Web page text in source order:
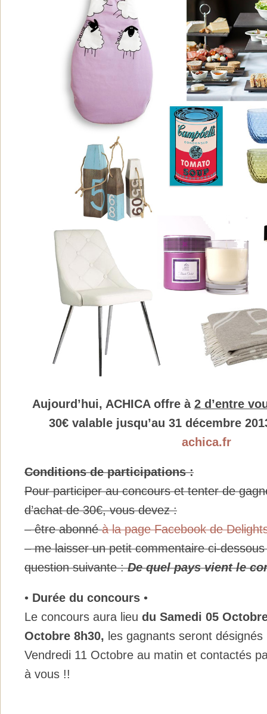
Aujourd’hui, ACHICA offre à 2 d’entre
30€ valable jusqu’au 31 décembre
achica.fr
Conditions de participations :
Pour participer au concours et tenter de
d’achat de 30€, vous devez :
– être abonnéà la page Facebook de
– me laisser un petit commentaire ci-
question suivante :Dequel pays vient le
• Durée du concours •
Le concours aura lieu du Samedi 05
Octobre 8h30, les gagnants seront
Vendredi 11 Octobre au matin et contactés
à vous !!